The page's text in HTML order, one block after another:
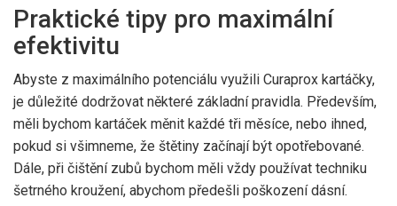
Praktické tipy pro maximální
efektivitu
Abyste z maximálního potenciálu využili Curaprox kartáčky,
je důležité dodržovat některé základní pravidla. Především,
měli bychom kartáček měnit každé tři měsíce, nebo ihned,
pokud si všimneme, že štětiny začínají být opotřebované.
Dále, při čištění zubů bychom měli vždy používat techniku
šetrného kroužení, abychom předešli poškození dásní.